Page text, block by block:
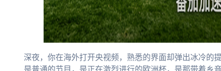
深夜，你在海外打开央视频，熟悉的界面却弹出冰冷的
是普通的节目，是正在激烈进行的欧洲杯，是那带着乡